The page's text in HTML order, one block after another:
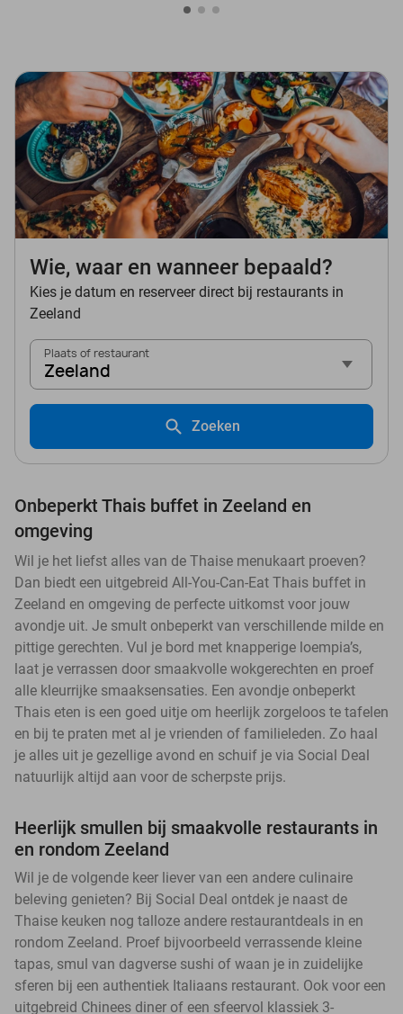
Wie, waar en wanneer bepaald?
Kies je datum en reserveer direct bij restaurants in
Zeeland
Plaats of restaurant
Zeeland
Zoeken
Onbeperkt Thais buffet in Zeeland en
omgeving
Wil je het liefst alles van de Thaise menukaart proeven?
Dan biedt een uitgebreid All-You-Can-Eat Thais buffet in
Zeeland en omgeving de perfecte uitkomst voor jouw
avondje uit. Je smult onbeperkt van verschillende milde en
pittige gerechten. Vul je bord met knapperige loempia’s,
laat je verrassen door smaakvolle wokgerechten en proef
alle kleurrijke smaaksensaties. Een avondje onbeperkt
Thais eten is een goed uitje om heerlijk zorgeloos te tafelen
en bij te praten met al je vrienden of familieleden. Zo haal
je alles uit je gezellige avond en schuif je via Social Deal
natuurlijk altijd aan voor de scherpste prijs.
Heerlijk smullen bij smaakvolle restaurants in
en rondom Zeeland
Wil je de volgende keer liever van een andere culinaire
beleving genieten? Bij Social Deal ontdek je naast de
Thaise keuken nog talloze andere restaurantdeals in en
rondom Zeeland. Proef bijvoorbeeld verrassende kleine
tapas, smul van dagverse sushi of waan je in zuidelijke
sferen bij een authentiek Italiaans restaurant. Ook voor een
uitgebreid Chinees diner of een sfeervol klassiek 3-